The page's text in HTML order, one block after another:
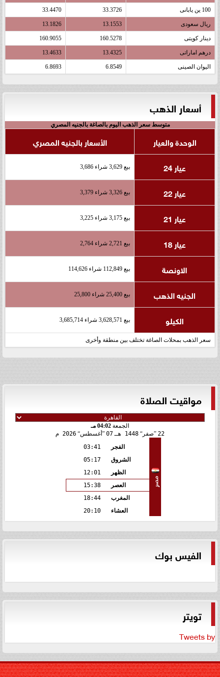
100 ين يابانى 33.3726
33.4470
ريال سعودى 13.1553
13.1826
دينار كويتى 160.5278
160.9055
درهم اماراتى 13.4325
13.4633
اليوان الصينى 6.8549
6.8693
أسعار الذهب
متوسط سعر الذهب اليوم بالصاغة بالجنيه المصري
الوحدة والعيار
الأسعار بالجنيه المصري
عيار 24
بيع 3,629 شراء 3,686
عيار 22 بيع 3,326 شراء 3,379
عيار 21 بيع 3,175 شراء 3,225
عيار 18 بيع 2,721 شراء 2,764
الاونصة بيع 112,849 شراء 114,626
الجنيه الذهب بيع 25,400 شراء 25,800
الكيلو بيع 3,628,571 شراء 3,685,714
سعر الذهب بمحلات الصاغة تختلف بين منطقة وأخرى
مواقيت الصلاة
الجمعة 04:02 مـ
22 صفر 1448 هـ 07 أغسطس 2026 م
مصر
الفجر
03:41
الشروق
05:17
الظهر
12:01
العصر
15:38
المغرب
18:44
العشاء
20:10
الفيس بوك
تويتر
Tweets by